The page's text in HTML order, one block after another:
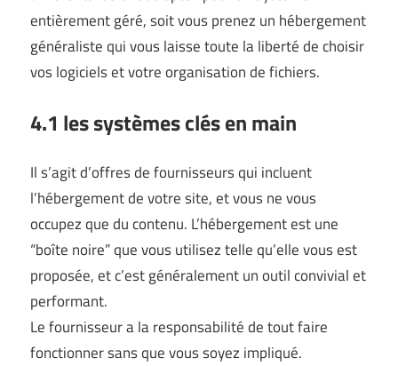
entièrement géré, soit vous prenez un hébergement
généraliste qui vous laisse toute la liberté de choisir
vos logiciels et votre organisation de fichiers.
4.1 les systèmes clés en main
Il s’agit d’offres de fournisseurs qui incluent
l’hébergement de votre site, et vous ne vous
occupez que du contenu. L’hébergement est une
“boîte noire” que vous utilisez telle qu’elle vous est
proposée, et c’est généralement un outil convivial et
performant.
Le fournisseur a la responsabilité de tout faire
fonctionner sans que vous soyez impliqué.